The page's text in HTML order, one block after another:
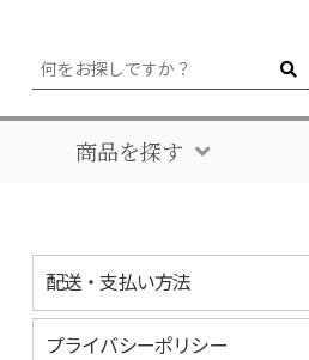
商品を探す
配送・支払い方法
プライバシーポリシー